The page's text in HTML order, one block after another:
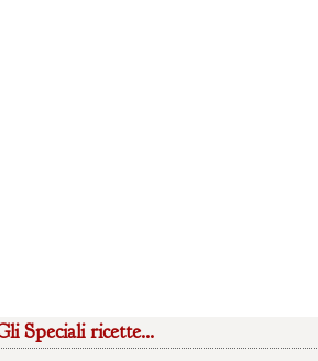
Speciali ricette...